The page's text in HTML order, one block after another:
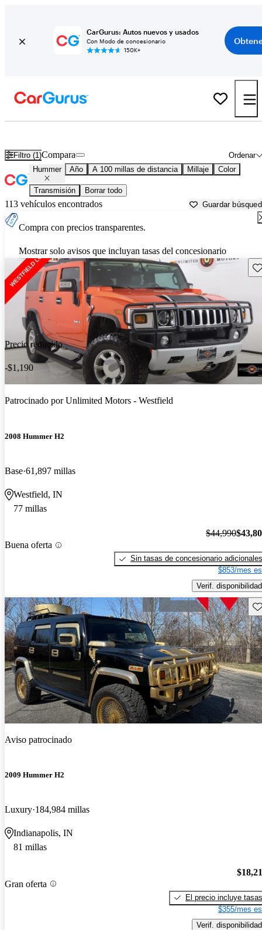
CarGurus: Autos nuevos y usados
Con Modo de concesionario
150K+
Filtro (1) Ordenar
Compara
Hummer Año A 100 millas de distancia Millaje Color
Transmisión Borrar todo
113 vehículos encontrados Guardar
Compra con precios transparentes.
Mostrar solo avisos que incluyan tasas del concesionario
Precio reducido
-$1,190
Patrocinado porUnlimited Motors - Westfield
2008 Hummer H2
Base 61,897 millas
Westfield, IN
77 millas
Buena oferta
$44,990
Sin tasas de concesionario adicionales
$853/mes
Verif. disponibilidad
Aviso patrocinado
2009 Hummer H2
Luxury 184,984 millas
Indianapolis, IN
81 millas
Gran oferta
El precio incluye tasas
$355/mes
Verif. disponibilidad